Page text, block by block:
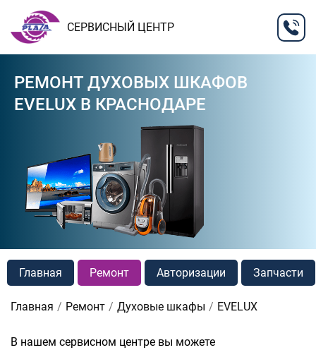
СЕРВИСНЫЙ ЦЕНТР
РЕМОНТ ДУХОВЫХ ШКАФОВ
EVELUX В КРАСНОДАРЕ
Главная Ремонт Авторизации Запчасти
Главная Ремонт Духовые шкафы EVELUX
В нашем сервисном центре вы можете